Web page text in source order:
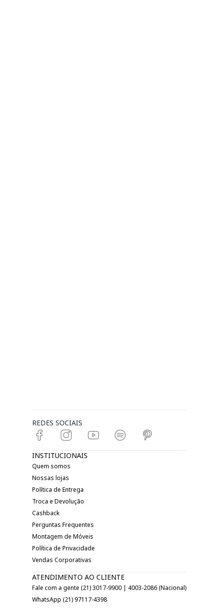
REDES SOCIAIS
INSTITUCIONAIS
Quem somos
Nossas lojas
Política de Entrega
Troca e Devolução
Cashback
Perguntas Frequentes
Montagem de Móveis
Política de Privacidade
Vendas Corporativas
ATENDIMENTO AO CLIENTE
Fale com a gente (21) 3017-9900 | 4003-2086 (Nacional)
WhatsApp (21) 97117-4398